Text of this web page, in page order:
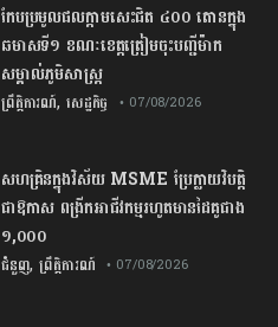
កែប​ប្រមូល​ផល​ក្តាម​សេះ​ជិត​ ​៤០០ ​តោន​ក្នុង​
ឆមាស​ទី​១​ ​ខណៈ​ខេត្ត​ត្រៀម​ចុះបញ្ជី​ម៉ាក​
សម្គាល់​ភូមិសាស្ត្រ​
ព្រឹត្តិការណ៍, សេដ្ឋកិច្ច • 07/08/2026
សហគ្រិនក្នុងវិស័យ MSME ប្រែក្លាយវិបត្តិ
ជាឱកាស ពង្រីកអាជីវកម្មរហូតមានដៃគូជាង
១,០០០
ជំនួញ,ព្រឹត្តិការណ៍ • 07/08/2026